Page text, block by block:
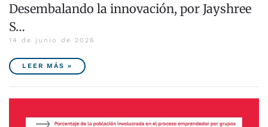
Desembalando la innovación, por Jayshree
S…
14 de junio de 2026
LEER MÁS »